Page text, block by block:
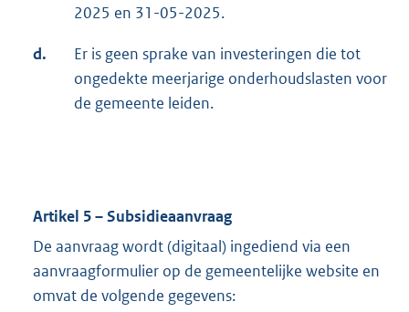
2025 en 31-05-2025.
d.
Er is geen sprake van investeringen die tot
ongedekte meerjarige onderhoudslasten voor
de gemeente leiden.
Artikel 5 – Subsidieaanvraag
De aanvraag wordt (digitaal) ingediend via een
aanvraagformulier op de gemeentelijke website en
omvat de volgende gegevens: